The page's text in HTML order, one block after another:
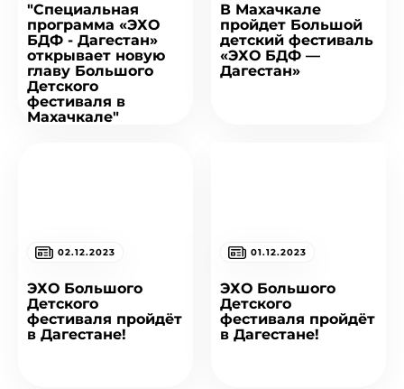
"Специальная
программа «ЭХО
БДФ - Дагестан»
открывает новую
главу Большого
Детского
фестиваля в
Махачкале"
В Махачкале
пройдет Большой
детский фестиваль
«ЭХО БДФ —
Дагестан»
02.12.2023
ЭХО Большого
Детского
фестиваля пройдёт
в Дагестане!
01.12.2023
ЭХО Большого
Детского
фестиваля пройдёт
в Дагестане!